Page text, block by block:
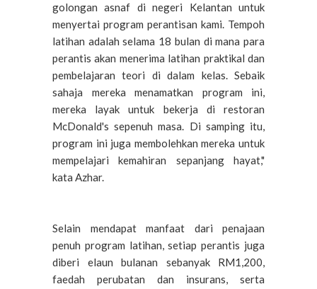
golongan asnaf di negeri Kelantan untuk
menyertai program perantisan kami. Tempoh
latihan adalah selama 18 bulan di mana para
perantis akan menerima latihan praktikal dan
pembelajaran teori di dalam kelas. Sebaik
sahaja mereka menamatkan program ini,
mereka layak untuk bekerja di restoran
McDonald's sepenuh masa. Di samping itu,
program ini juga membolehkan mereka untuk
mempelajari kemahiran sepanjang hayat,"
kata Azhar.
Selain mendapat manfaat dari penajaan
penuh program latihan, setiap perantis juga
diberi elaun bulanan sebanyak RM1,200,
faedah perubatan dan insurans, serta